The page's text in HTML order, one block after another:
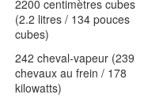
2200 centimètres cubes
(2.2 litres / 134 pouces
cubes)
242 cheval-vapeur (239
chevaux au frein / 178
kilowatts)